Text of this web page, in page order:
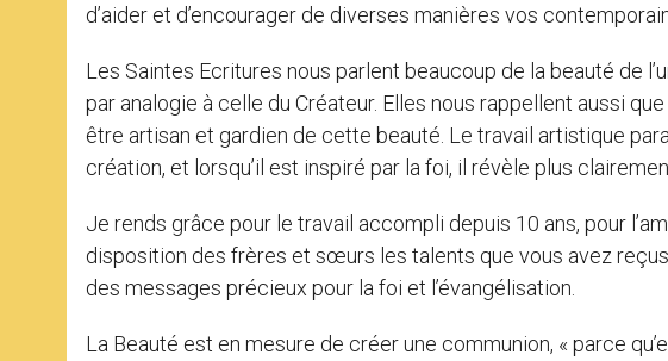
d’aider et d’encourager de diverses manières vos
Les Saintes Ecritures nous parlent beaucoup de la beauté de
par analogie à celle du Créateur. Elles nous rappellent aussi
être artisan et gardien de cette beauté. Le travail artistique
création, et lorsqu’il est inspiré par la foi, il révèle plus
Je rends grâce pour le travail accompli depuis 10 ans, pour
disposition des frères et sœurs les talents que vous avez
des messages précieux pour la foi et l’évangélisation.
La Beauté est en mesure de créer une communion, « parce